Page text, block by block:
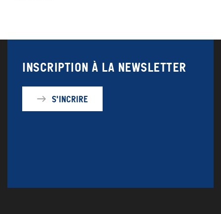
Inscription à la newsletter
S'incrire